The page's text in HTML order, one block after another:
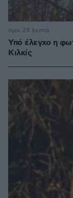
Υπό έλεγχο η
Κιλκίς
πριν 24 λεπτά